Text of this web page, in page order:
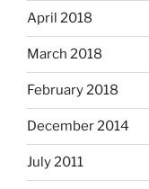
April 2018
March 2018
February 2018
December 2014
July 2011